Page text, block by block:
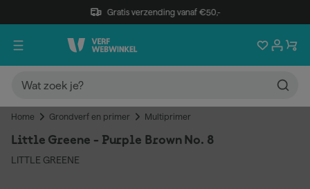
Gratis verzending vanaf €50,-
Home Grondverf en primer Multiprimer
Little Greene - Purple Brown No. 8
LITTLE GREENE